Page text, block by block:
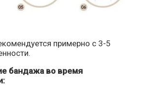
примерно с 3-5
бандажа во время